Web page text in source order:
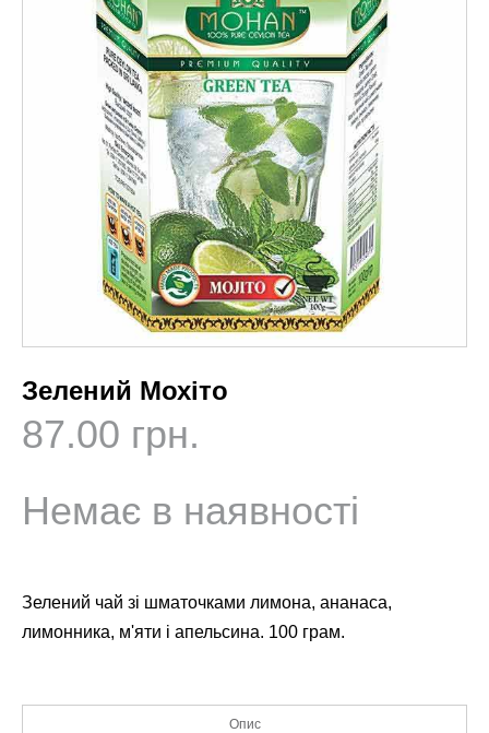
Зелений Мохіто
87.00 грн.
Немає в наявності
Зелений чай зі шматочками лимона, ананаса,
лимонника, м'яти і апельсина. 100 грам.
Опис